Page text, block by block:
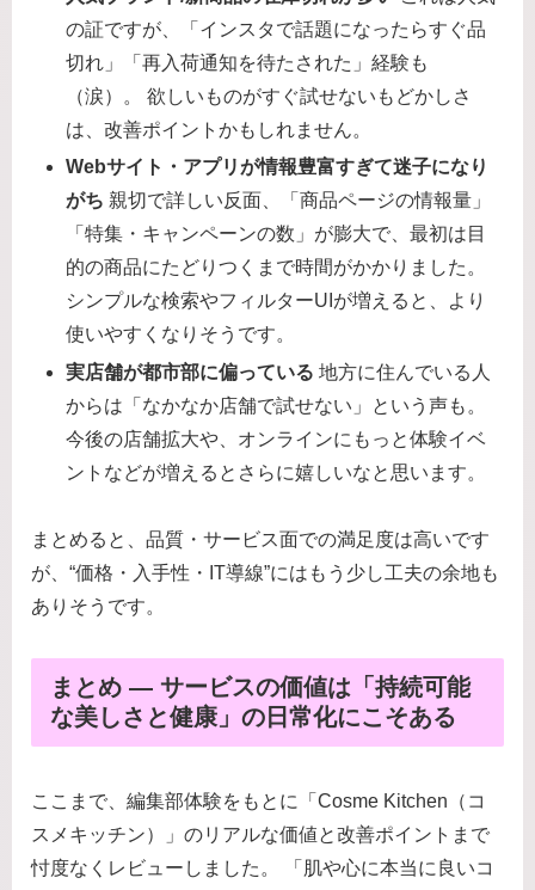
の証ですが、「インスタで話題になったらすぐ品
切れ」「再入荷通知を待たされた」経験も
（涙）。 欲しいものがすぐ試せないもどかしさ
は、改善ポイントかもしれません。
Webサイト・アプリが情報豊富すぎて迷子になり
がち 親切で詳しい反面、「商品ページの情報量」
「特集・キャンペーンの数」が膨大で、最初は目
的の商品にたどりつくまで時間がかかりました。
シンプルな検索やフィルターUIが増えると、より
使いやすくなりそうです。
実店舗が都市部に偏っている 地方に住んでいる人
からは「なかなか店舗で試せない」という声も。
今後の店舗拡大や、オンラインにもっと体験イベ
ントなどが増えるとさらに嬉しいなと思います。
まとめると、品質・サービス面での満足度は高いです
が、“価格・入手性・IT導線”にはもう少し工夫の余地も
ありそうです。
まとめ ― サービスの価値は「持続可能
な美しさと健康」の日常化にこそある
ここまで、編集部体験をもとに「Cosme Kitchen（コ
スメキッチン）」のリアルな価値と改善ポイントまで
忖度なくレビューしました。 「肌や心に本当に良いコ